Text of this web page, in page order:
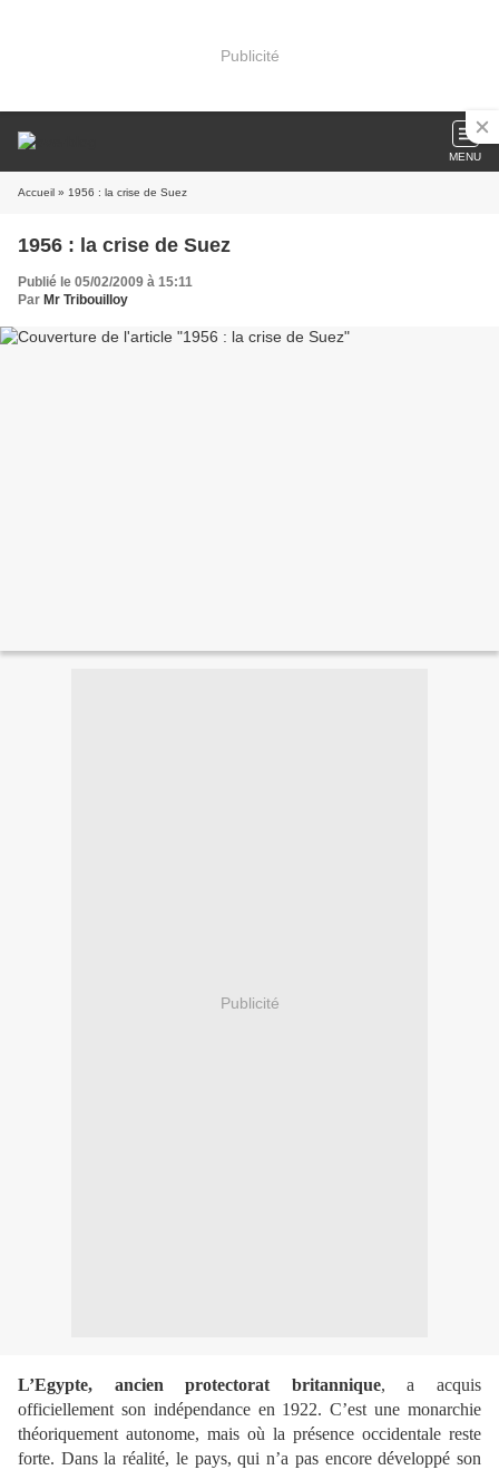
Publicité
MENU
Accueil » 1956 : la crise de Suez
1956 : la crise de Suez
Publié le 05/02/2009 à 15:11
Par Mr Tribouilloy
Publicité
L’Egypte, ancien protectorat britannique, a acquis
officiellement son indépendance en 1922. C’est une monarchie
théoriquement autonome, mais où la présence occidentale reste
forte. Dans la réalité, le pays, qui n’a pas encore développé son